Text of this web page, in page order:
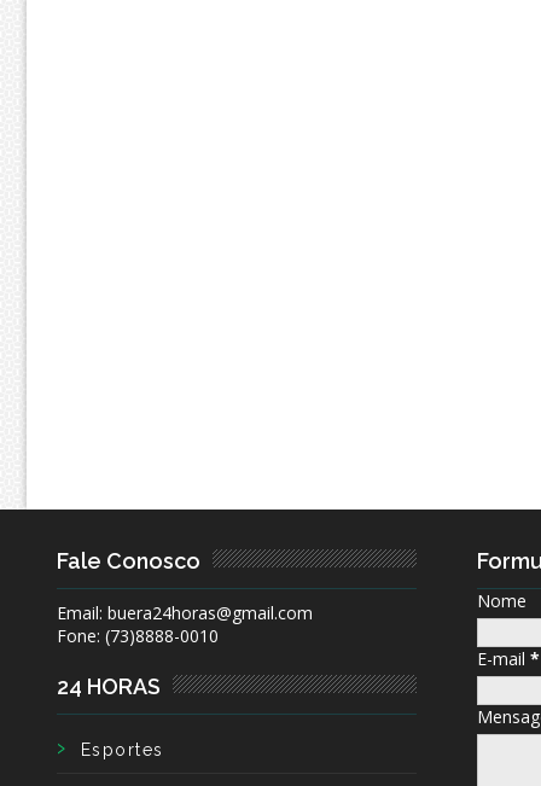
Fale Conosco
Email: buera24horas@gmail.com
Fone: (73)8888-0010
24 HORAS
Esportes
Nome
E-mail *